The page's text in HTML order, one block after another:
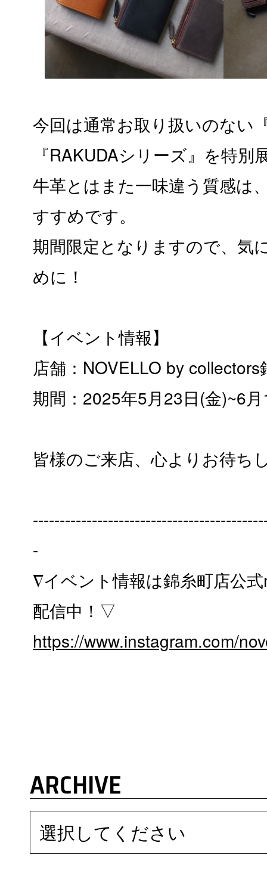
今回は通常お取り扱いのない
『RAKUDAシリーズ』を特別
牛革とはまた一味違う質感は
すすめです。
期間限定となりますので、気
めに！
【イベント情報】
店舗：NOVELLO by collectors
期間：2025年5月23日(金)~6
皆様のご来店、心よりお待ち
-
∇イベント情報は錦糸町店公
配信中！▽
https://www.instagram.com/
ARCHIVE
選択してください